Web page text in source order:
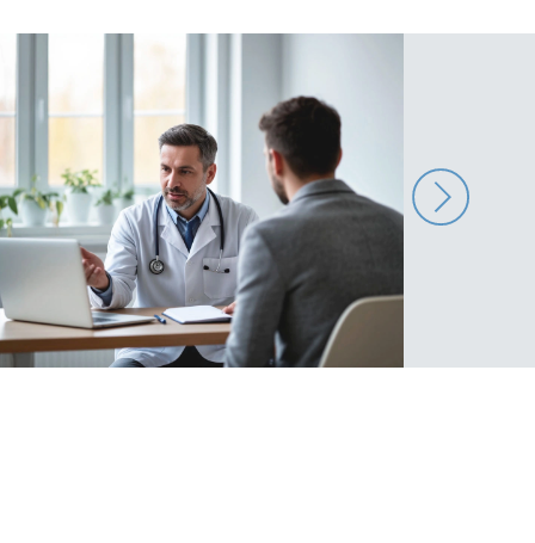
питания чёрный хлеб, бобовые, молочные
отсутствовали в прямой кишке;
притока крови, уменьшается, со временем
По завершению операции за пациентом